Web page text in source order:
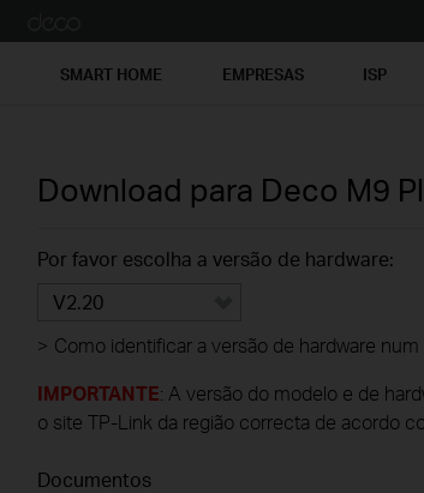
SMART HOME EMPRESAS ISP
Download para Deco M9
Por favor escolha a versão de hardware:
V2.20
> Como identificar a versão de hardware
IMPORTANTE: A versão do modelo e de
o site TP-Link da região correcta de acordo
Documentos